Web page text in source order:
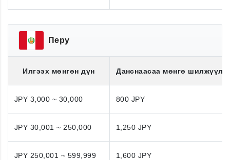
Перу
Илгээх мөнгөн дүн Данснаасаа мөнгө
JPY 3,000 ~ 30,000 800 JPY
JPY 30,001 ~ 250,000 1,250 JPY
JPY 250,001 ~ 599,999 1,600 JPY